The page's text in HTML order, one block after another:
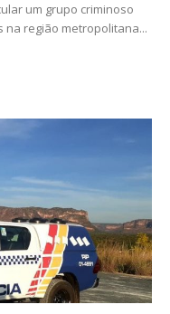
um grupo criminoso
região metropolitana...